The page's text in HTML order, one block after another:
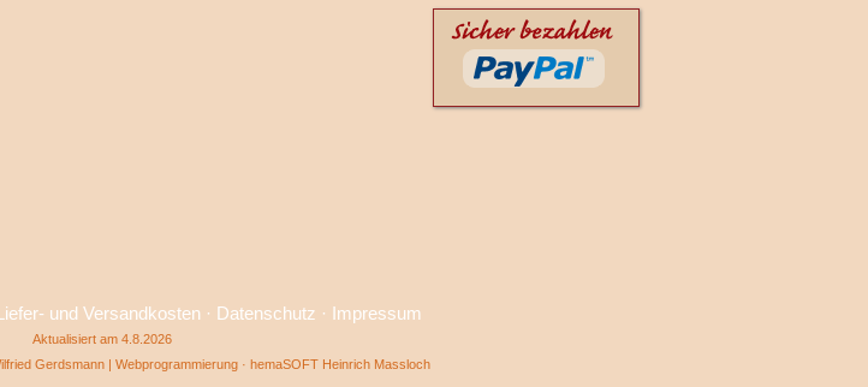
Liefer- und Versandkosten · Datenschutz · Impressum
Aktualisiert am 4.8.2026
Gerdsmann | Webprogrammierung · hemaSOFT Heinrich Massloch